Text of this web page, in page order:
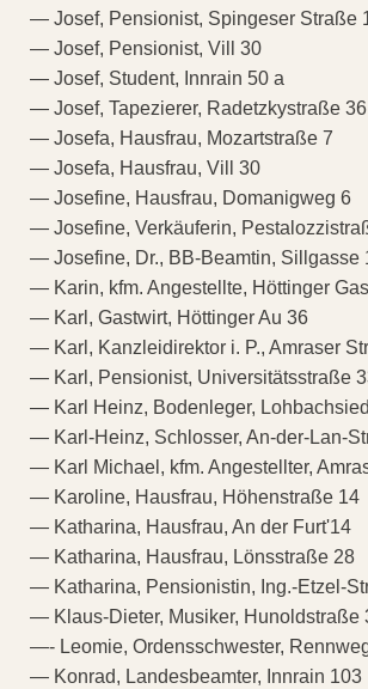
— Josef, Pensionist, Spingeser Straße
— Josef, Pensionist, Vill 30
— Josef, Student, Innrain 50 a
— Josef, Tapezierer, Radetzkystraße 36
— Josefa, Hausfrau, Mozartstraße 7
— Josefa, Hausfrau, Vill 30
— Josefine, Hausfrau, Domanigweg 6
— Josefine, Verkäuferin,
— Josefine, Dr., BB-Beamtin, Sillgasse
— Karin, kfm. Angestellte, Höttinger
— Karl, Gastwirt, Höttinger Au 36
— Karl, Kanzleidirektor i. P., Amraser
— Karl, Pensionist, Universitätsstraße
— Karl Heinz, Bodenleger,
— Karl-Heinz, Schlosser, An-der-Lan-
— Karl Michael, kfm. Angestellter,
— Karoline, Hausfrau, Höhenstraße 14
— Katharina, Hausfrau, An der Furt'14
— Katharina, Hausfrau, Lönsstraße 28
— Katharina, Pensionistin, Ing.-Etzel-
— Klaus-Dieter, Musiker, Hunoldstraße
—- Leomie, Ordensschwester,
— Konrad, Landesbeamter, Innrain 103